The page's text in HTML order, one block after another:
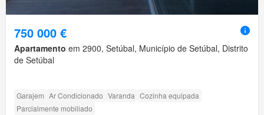
750 000 €
Apartamento em 2900, Setúbal, Município de Setúbal, Distrito
de Setúbal
Garajem Ar Condicionado Varanda Cozinha equipada
Parcialmente mobiliado